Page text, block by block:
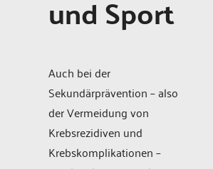
und Sport
Auch bei der
Sekundärprävention – also
der Vermeidung von
Krebsrezidiven und
Krebskomplikationen –